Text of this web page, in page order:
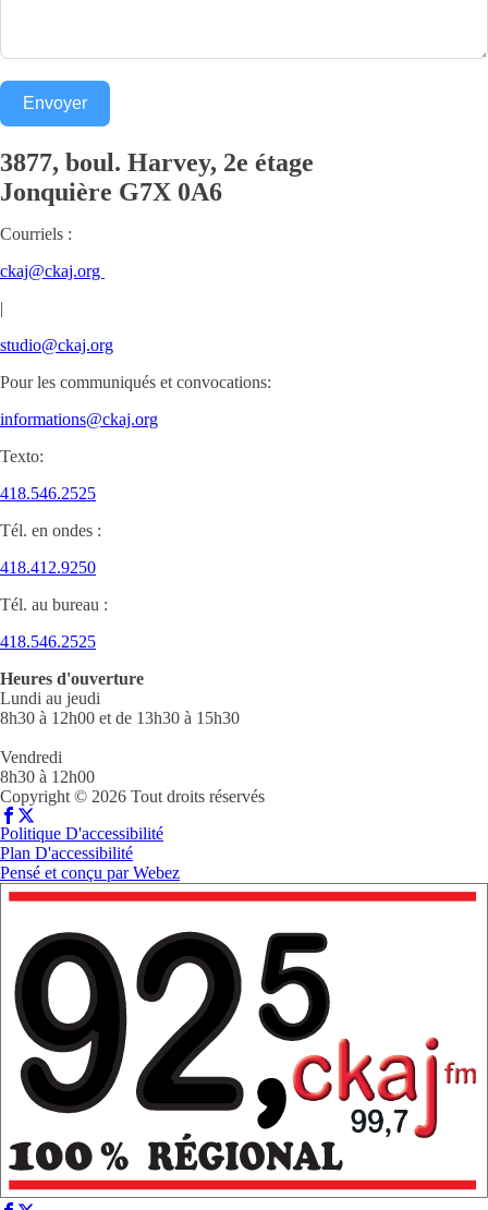
Envoyer
3877, boul. Harvey, 2e étage
Jonquière G7X 0A6
Courriels :
ckaj@ckaj.org
|
studio@ckaj.org
Pour les communiqués et convocations:
informations@ckaj.org
Texto:
418.546.2525
Tél. en ondes :
418.412.9250
Tél. au bureau :
418.546.2525
Heures d'ouverture
Lundi au jeudi
8h30 à 12h00 et de 13h30 à 15h30
Vendredi
8h30 à 12h00
Copyright © 2026 Tout droits réservés
Politique D'accessibilité
Plan D'accessibilité
Pensé et conçu parWebez